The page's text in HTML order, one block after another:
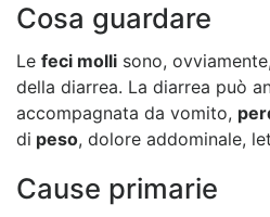
Cosa guardare
Le feci molli sono,
della diarrea. La diarrea può
accompagnata da vomito,
di peso, dolore addominale,
Cause primarie